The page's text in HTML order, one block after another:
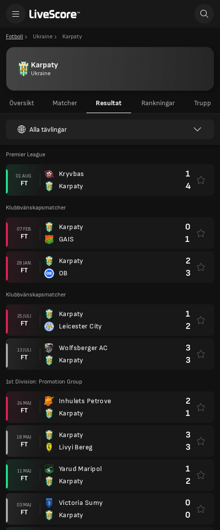
Fotboll Ukraine Karpaty
Karpaty
Ukraine
Översikt Matcher Resultat Rankningar Trupp
Alla tävlingar
Premier League
01 AUG.
FT
Kryvbas
Karpaty
1
4
Klubbvänskapsmatcher
07 FEB.
FT
Karpaty
GAIS
0
1
28 JAN.
FT
Karpaty
OB
2
3
Klubbvänskapsmatcher
25 JULI
FT
Karpaty
Leicester City
1
2
13 JULI
FT
Wolfsberger AC
Karpaty
3
3
1st Division: Promotion Group
24 MAJ
FT
Inhulets Petrove
Karpaty
2
1
18 MAJ
FT
Karpaty
Livyi Bereg
3
3
11 MAJ
FT
Yarud Maripol
Karpaty
1
2
03 MAJ
FT
Victoria Sumy
Karpaty
0
0